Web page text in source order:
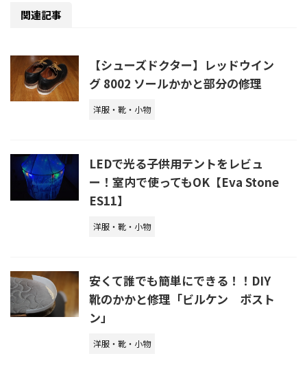
関連記事
【シューズドクター】レッドウイン
グ 8002 ソールかかと部分の修理
洋服・靴・小物
LEDで光る子供用テントをレビュ
ー！室内で使ってもOK【Eva Stone
ES11】
洋服・靴・小物
安くて誰でも簡単にできる！！DIY
靴のかかと修理「ビルケン ボスト
ン」
洋服・靴・小物